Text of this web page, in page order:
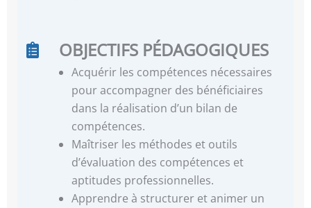
OBJECTIFS PÉDAGOGIQUES
Acquérir les compétences nécessaires
pour accompagner des bénéficiaires
dans la réalisation d’un bilan de
compétences.
Maîtriser les méthodes et outils
d’évaluation des compétences et
aptitudes professionnelles.
Apprendre à structurer et animer un